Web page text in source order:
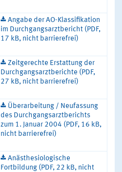
Angabe der AO-Klassifikation
im Durchgangsarztbericht (PDF,
17 kB, nicht barrierefrei)
Zeitgerechte Erstattung der
Durchgangsarztberichte (PDF,
27 kB, nicht barrierefrei)
Überarbeitung / Neufassung
des Durchgangsarztberichts
zum 1. Januar 2004 (PDF, 16 kB,
nicht barrierefrei)
Anästhesiologische
Fortbildung (PDF, 22 kB, nicht